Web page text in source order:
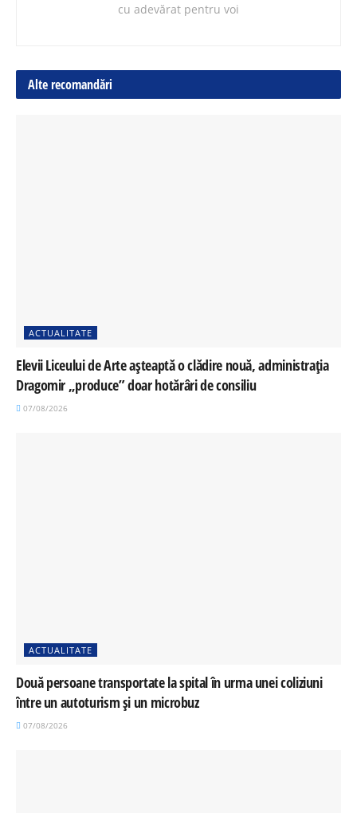
cu adevărat pentru voi
Alte recomandări
ACTUALITATE
Elevii Liceului de Arte așteaptă o clădire nouă, administrația
Dragomir „produce” doar hotărâri de consiliu
07/08/2026
ACTUALITATE
Două persoane transportate la spital în urma unei coliziuni
între un autoturism și un microbuz
07/08/2026